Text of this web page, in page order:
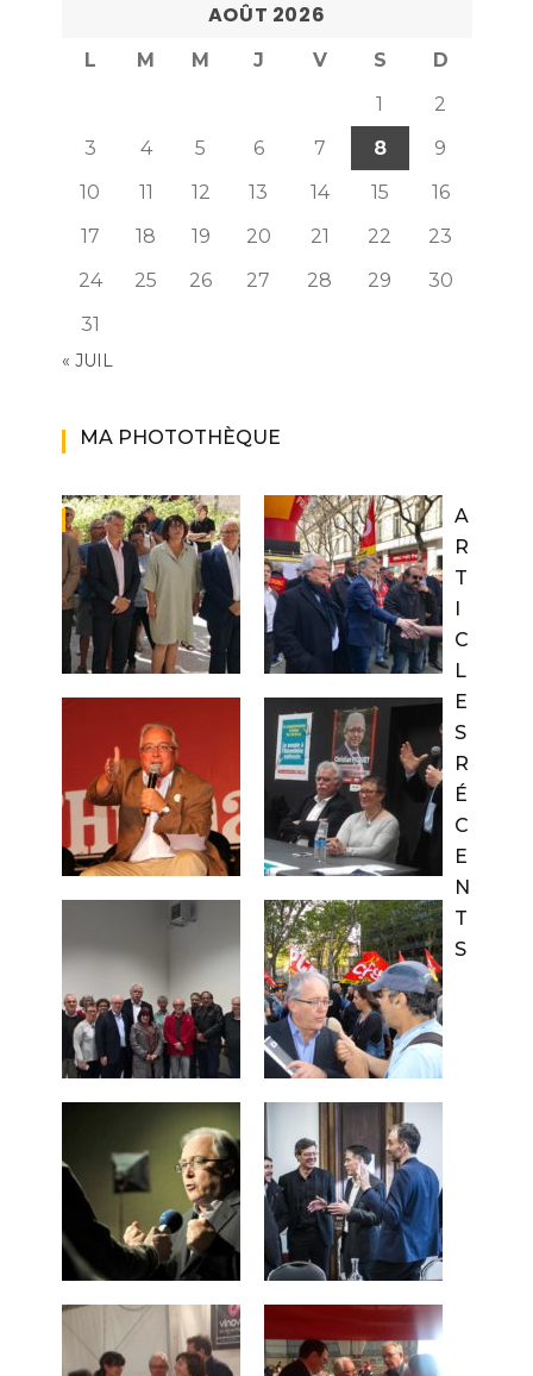
AOÛT 2026
L M M J V S
D
1
2
3
4 5 6 7 8
9
10
11 12 13 14 15
16
17
18 19 20 21 22
23
24
25 26 27 28 29
30
31
« JUIL
MA PHOTOTHÈQUE
A
R
T
I
C
L
E
S
R
É
C
E
N
T
S